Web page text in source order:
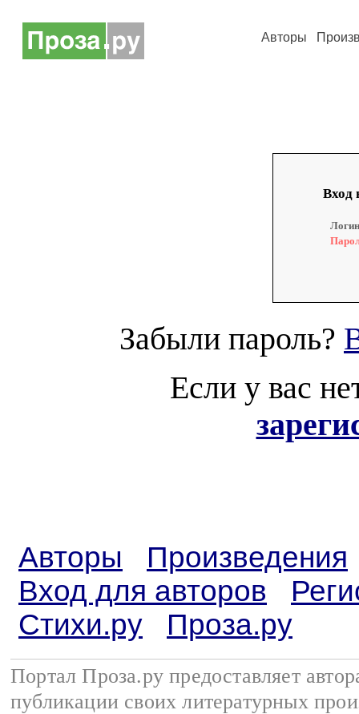
Авторы
Вход
Забыли пароль?
Если у вас
Авторы
Произведения
Вход для авторов
Стихи.ру
Проза.ру
Портал Проза.ру предоставляет
публикации своих литературных